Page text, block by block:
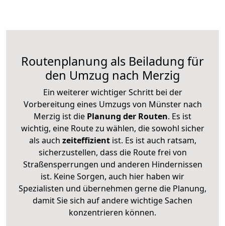
Routenplanung als Beiladung für
den Umzug nach Merzig
Ein weiterer wichtiger Schritt bei der
Vorbereitung eines Umzugs von Münster nach
Merzig ist die Planung der Routen. Es ist
wichtig, eine Route zu wählen, die sowohl sicher
als auch zeiteffizientist. Es ist auch ratsam,
sicherzustellen, dass die Route frei von
Straßensperrungen und anderen Hindernissen
ist. Keine Sorgen, auch hier haben wir
Spezialisten und übernehmen gerne die Planung,
damit Sie sich auf andere wichtige Sachen
konzentrieren können.